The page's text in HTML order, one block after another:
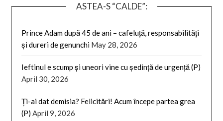
ASTEA-S “CALDE”:
Prince Adam după 45 de ani – cafeluță, responsabilități
și dureri de genunchi May 28, 2026
Ieftinul e scump și uneori vine cu ședință de urgență (P)
April 30, 2026
Ți-ai dat demisia? Felicitări! Acum începe partea grea
(P) April 9, 2026